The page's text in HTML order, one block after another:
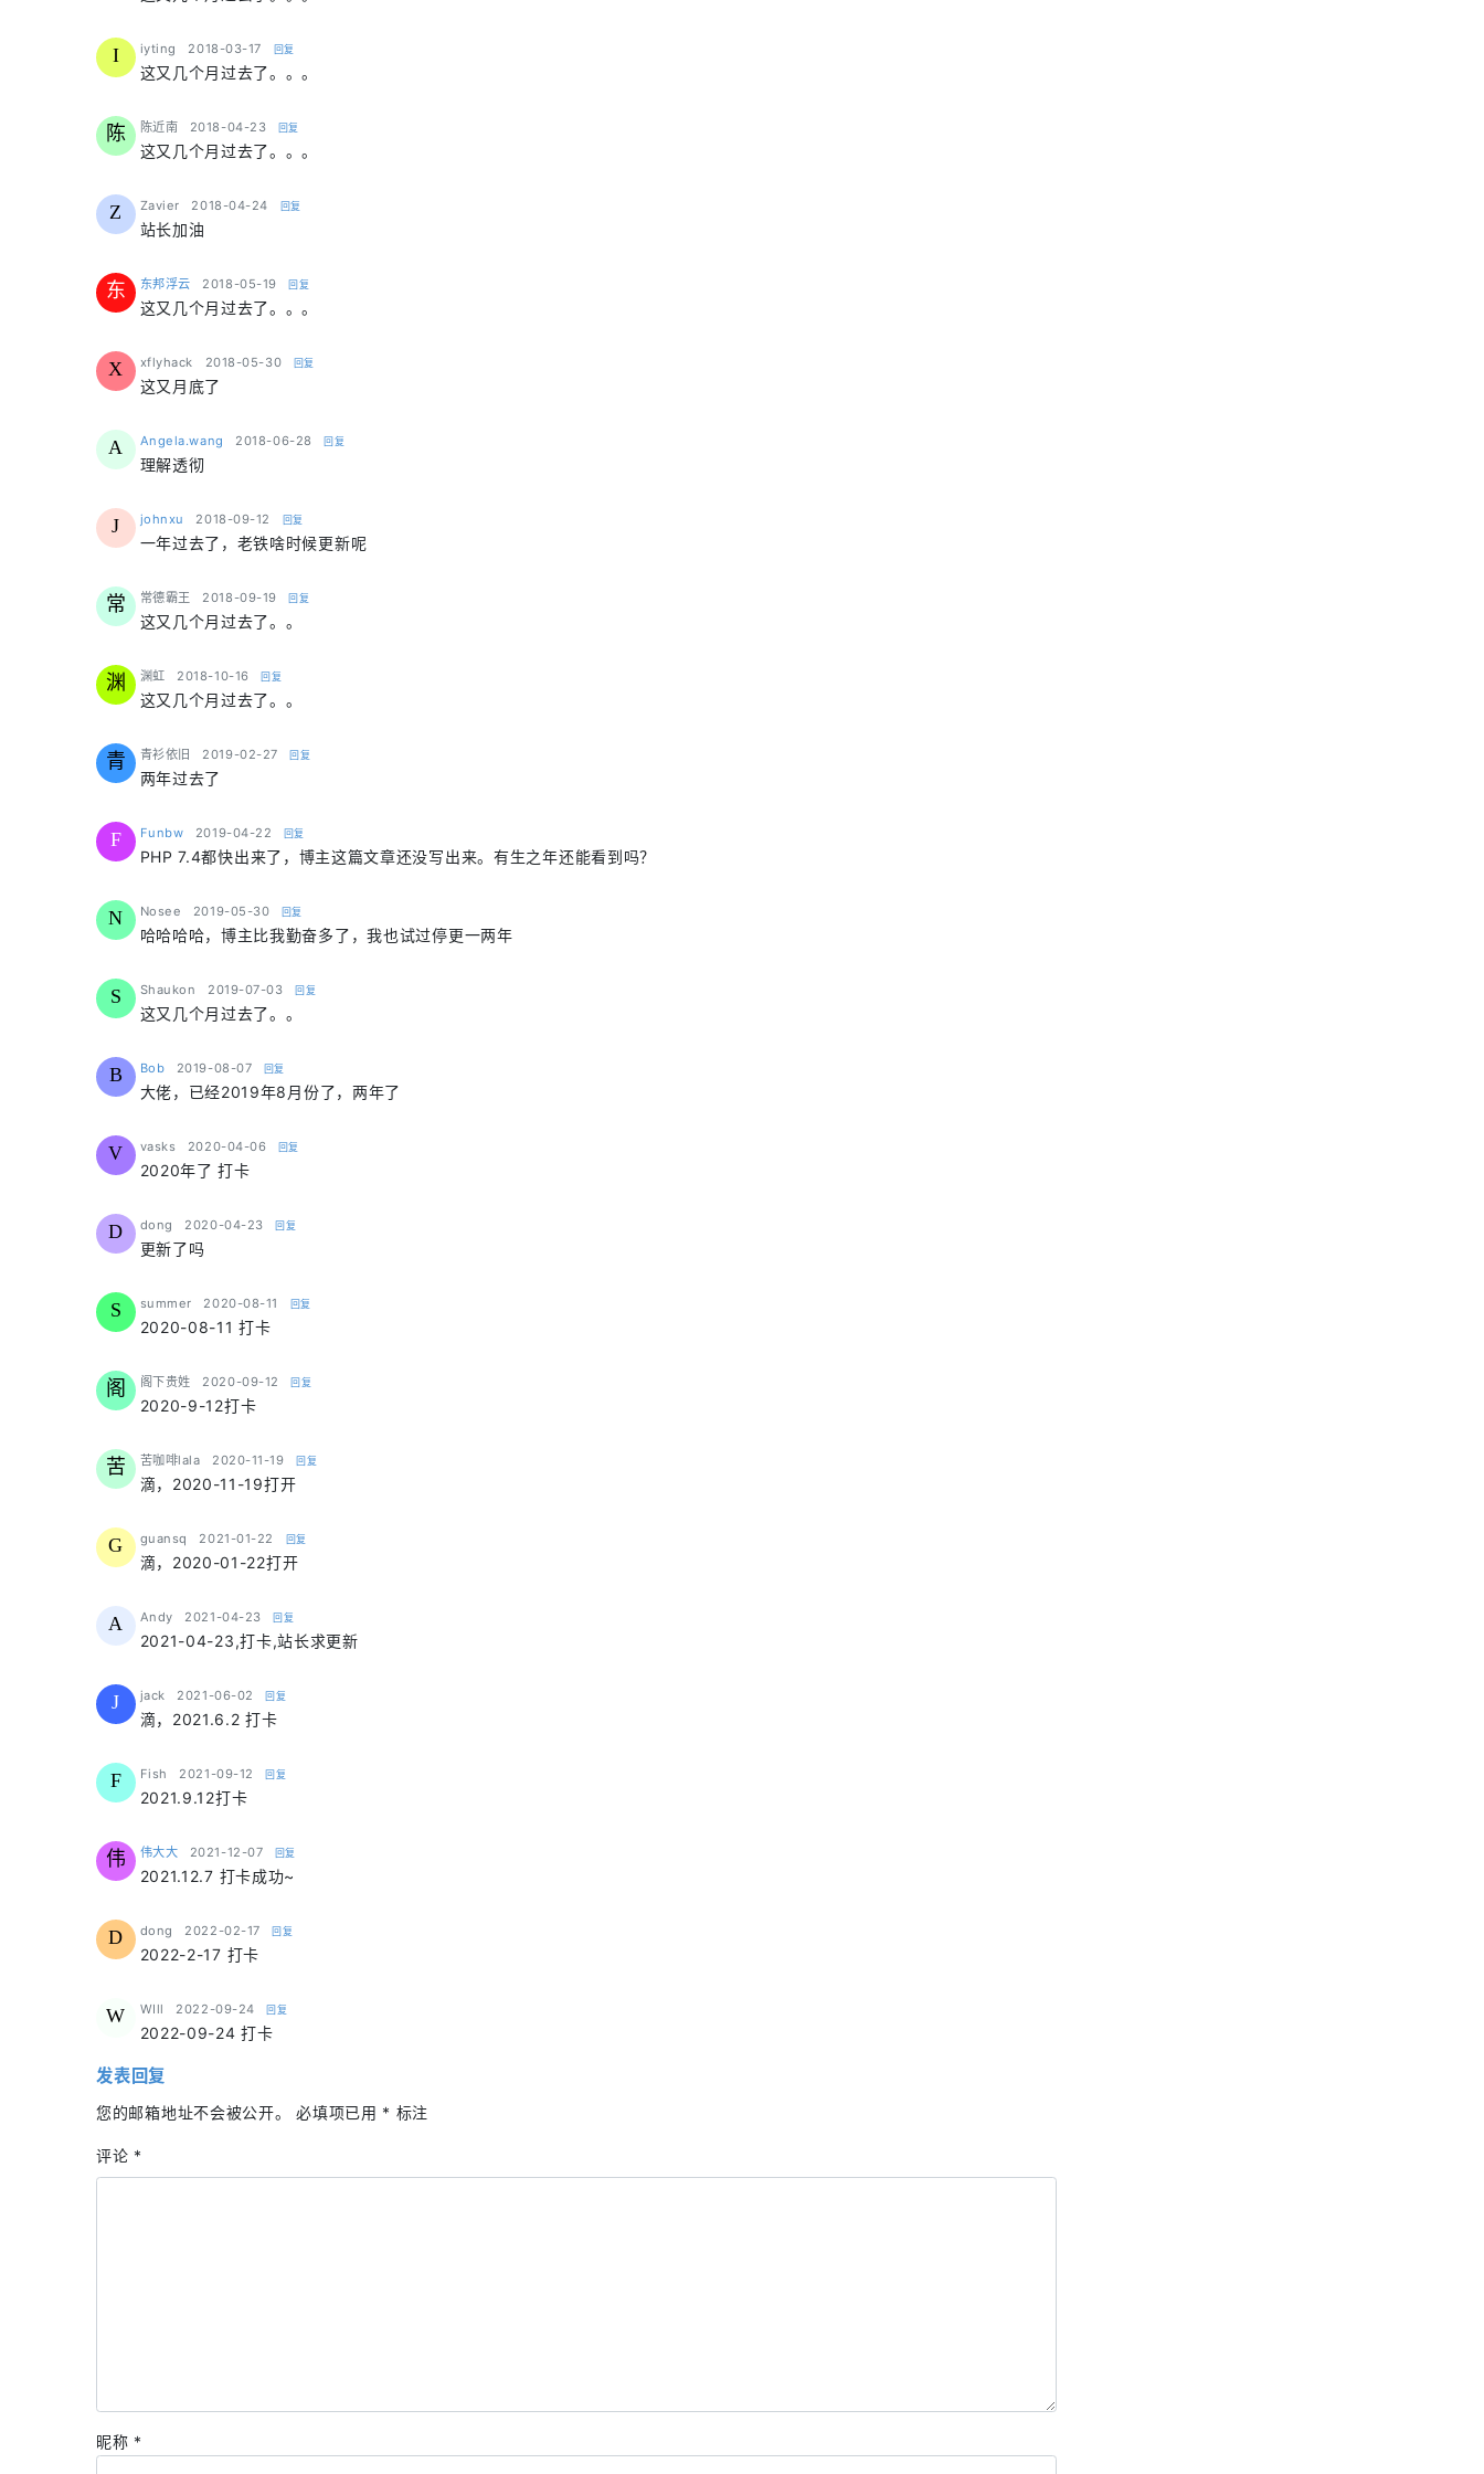
I iyting says:
2018-03-17 回复
这又几个月过去了。。。
陈 陈近南 says:
2018-04-23 回复
这又几个月过去了。。。
Z Zavier says:
2018-04-24 回复
站长加油
东 东邦浮云 says:
2018-05-19 回复
这又几个月过去了。。。
X xflyhack says:
2018-05-30 回复
这又月底了
A Angela.wang says:
2018-06-28 回复
理解透彻
J johnxu says:
2018-09-12 回复
一年过去了，老铁啥时候更新呢
常 常德霸王 says:
2018-09-19 回复
这又几个月过去了。。
渊 渊虹 says:
2018-10-16 回复
这又几个月过去了。。
青 青衫依旧 says:
2019-02-27 回复
两年过去了
F Funbw says:
2019-04-22 回复
PHP 7.4都快出来了，博主这篇文章还没写出来。有生之年还能看到吗？
N Nosee says:
2019-05-30 回复
哈哈哈哈，博主比我勤奋多了，我也试过停更一两年
S Shaukon says:
2019-07-03 回复
这又几个月过去了。。
B Bob says:
2019-08-07 回复
大佬，已经2019年8月份了，两年了
V vasks says:
2020-04-06 回复
2020年了 打卡
D dong says:
2020-04-23 回复
更新了吗
S summer says:
2020-08-11 回复
2020-08-11 打卡
阁 阁下贵姓 says:
2020-09-12 回复
2020-9-12打卡
苦 苦咖啡lala says:
2020-11-19 回复
滴，2020-11-19打开
G guansq says:
2021-01-22 回复
滴，2020-01-22打开
A Andy says:
2021-04-23 回复
2021-04-23,打卡,站长求更新
J jack says:
2021-06-02 回复
滴，2021.6.2 打卡
F Fish says:
2021-09-12 回复
2021.9.12打卡
伟 伟大大 says:
2021-12-07 回复
2021.12.7 打卡成功~
D dong says:
2022-02-17 回复
2022-2-17 打卡
W WIll says:
2022-09-24 回复
2022-09-24 打卡
发表回复
您的邮箱地址不会被公开。 必填项已用 * 标注
评论 *
昵称 *